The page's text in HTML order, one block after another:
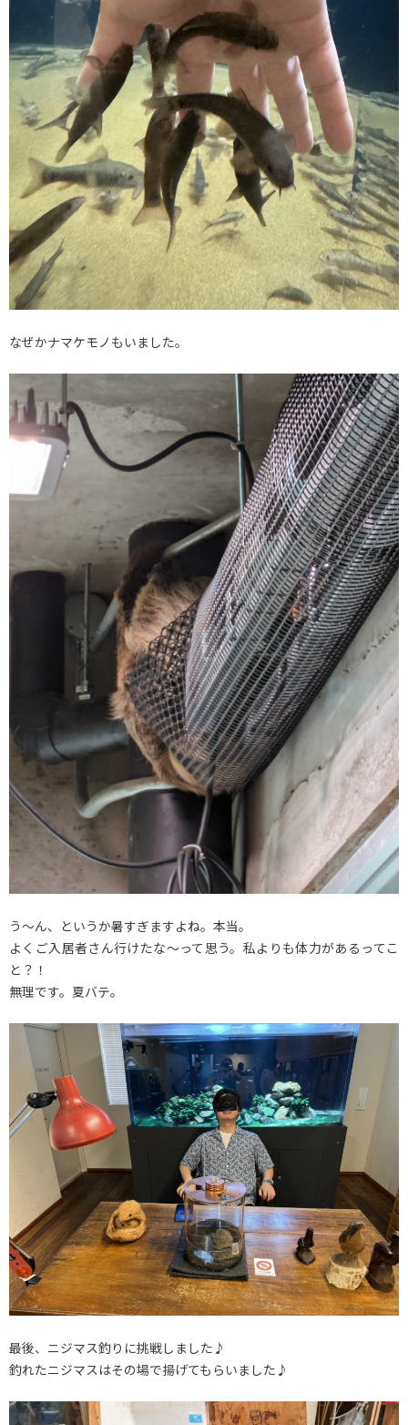
なぜかナマケモノもいました。
う～ん、というか暑すぎますよね。本当。
よくご入居者さん行けたな～って思う。私よりも体力があるってこ
と？！
無理です。夏バテ。
最後、ニジマス釣りに挑戦しました♪
釣れたニジマスはその場で揚げてもらいました♪